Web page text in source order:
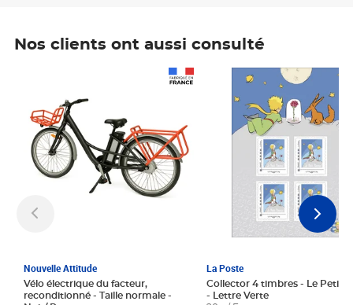
Nos clients ont aussi consulté
Nouvelle Attitude
Vélo électrique du facteur,
reconditionné - Taille normale -
La Poste
Collector 4 timbres - Le Petit
- Lettre Verte
Prix 6,25€ HT